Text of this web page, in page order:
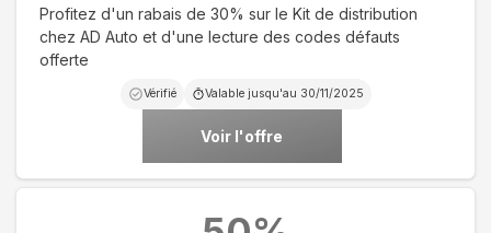
Profitez d'un rabais de 30% sur le Kit de distribution
chez AD Auto et d'une lecture des codes défauts
offerte
Vérifié Valable jusqu'au 30/11/2025
Voir l'offre